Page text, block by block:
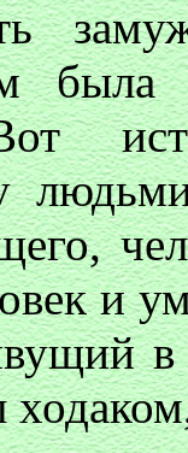
была
и